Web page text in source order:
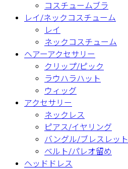
コスチュームブラ
レイ/ネックコスチューム
レイ
ネックコスチューム
ヘアーアクセサリー
クリップ/ピック
ラウハラハット
ウィッグ
アクセサリー
ネックレス
ピアス/イヤリング
バングル/ブレスレット
ベルト/パレオ留め
ヘッドドレス